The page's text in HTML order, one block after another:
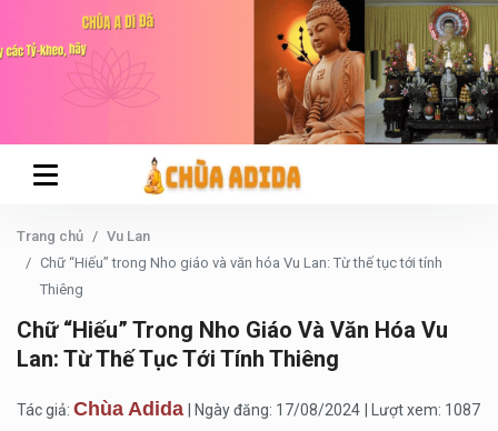
Trang chủ
Vu Lan
Chữ “Hiếu” trong Nho giáo và văn hóa Vu Lan: Từ thế tục tới tính
Thiêng
Chữ “Hiếu” Trong Nho Giáo Và Văn Hóa Vu
Lan: Từ Thế Tục Tới Tính Thiêng
Tác giả: Chùa Adida | Ngày đăng: 17/08/2024 | Lượt xem: 1087